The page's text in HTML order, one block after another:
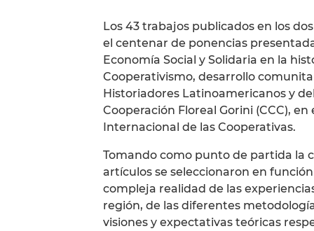
Los 43 trabajos publicados en los
el centenar de ponencias
Economía Social y Solidaria en la
Cooperativismo, desarrollo
Historiadores Latinoamericanos y
Cooperación Floreal Gorini (CCC),
Internacional de las Cooperativas.
Tomando como punto de partida la
artículos se seleccionaron en
compleja realidad de las
región, de las diferentes
visiones y expectativas teóricas